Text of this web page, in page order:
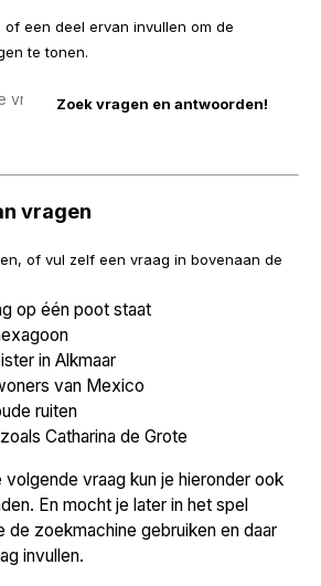
een deel ervan invullen om de
te tonen.
vragen
of vul zelf een vraag in bovenaan de
op één poot staat
in Alkmaar
van Mexico
ruiten
Catharina de Grote
vraag kun je hieronder ook
En mocht je later in het spel
de zoekmachine gebruiken en daar
invullen.